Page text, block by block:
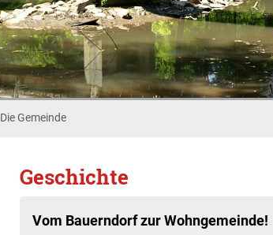
Die Gemeinde
Geschichte
Vom Bauerndorf zur Wohngemeinde!